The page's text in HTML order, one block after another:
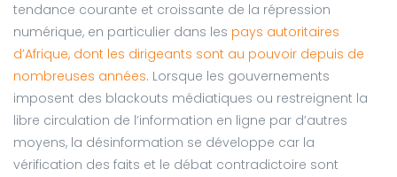
tendance courante et croissante de la répression
numérique, en particulier dans les pays autoritaires
d’Afrique, dont les dirigeants sont au pouvoir depuis de
nombreuses années. Lorsque les gouvernements
imposent des blackouts médiatiques ou restreignent la
libre circulation de l’information en ligne par d’autres
moyens, la désinformation se développe car la
vérification des faits et le débat contradictoire sont